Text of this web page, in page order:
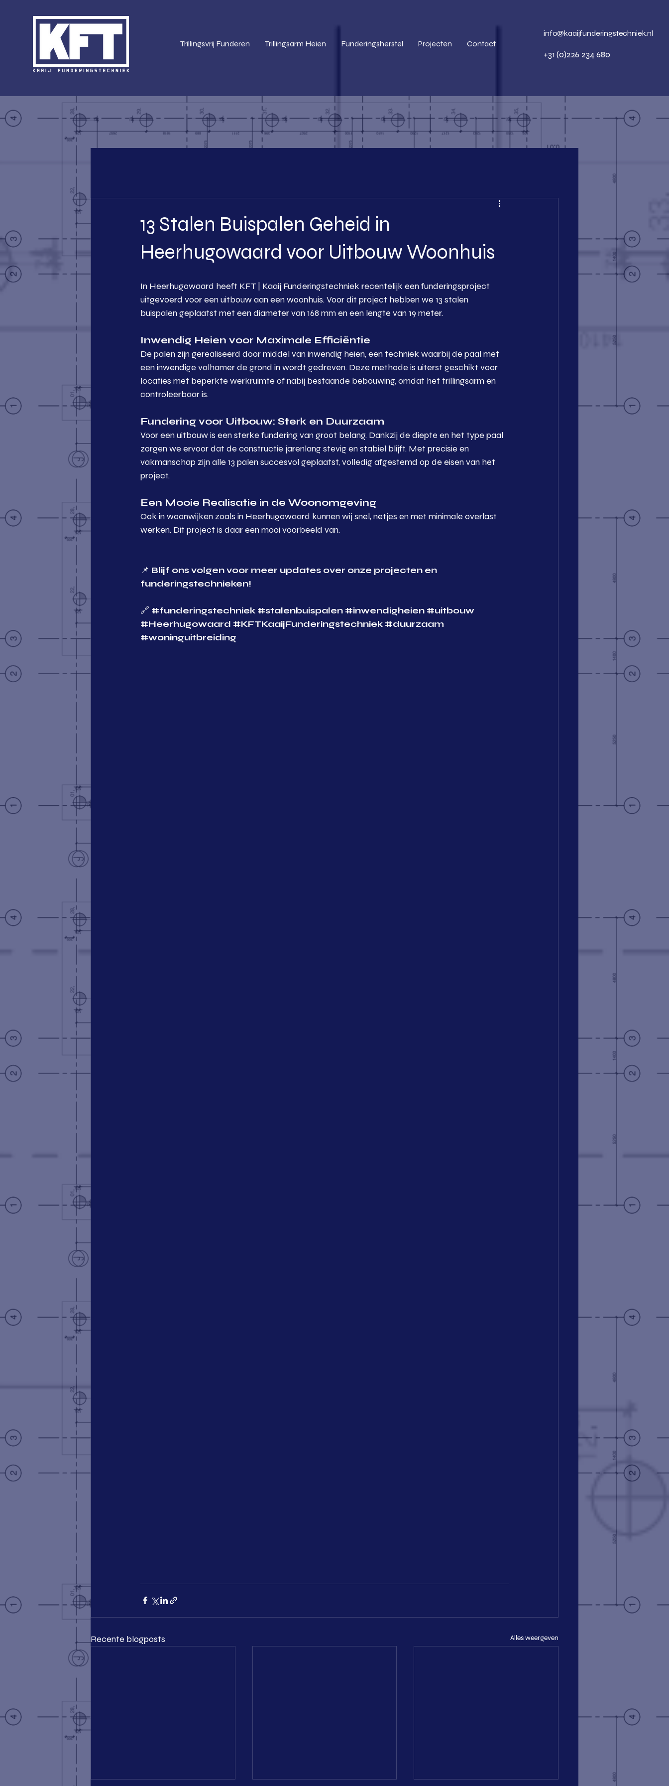
info@kaaijfunderingstechniek.nl
+31 (0)226 234 680
Trillingsvrij Funderen Trillingsarm Heien Funderingsherstel Projecten Contact
13 Stalen Buispalen Geheid in
Heerhugowaard voor Uitbouw Woonhuis
In Heerhugowaard heeft KFT | Kaaij Funderingstechniek recentelijk een funderingsproject
uitgevoerd voor een uitbouw aan een woonhuis. Voor dit project hebben we 13 stalen
buispalen geplaatst met een diameter van 168 mm en een lengte van 19 meter.
Inwendig Heien voor Maximale Efficiëntie
De palen zijn gerealiseerd door middel van inwendig heien, een techniek waarbij de paal met
een inwendige valhamer de grond in wordt gedreven. Deze methode is uiterst geschikt voor
locaties met beperkte werkruimte of nabij bestaande bebouwing, omdat het trillingsarm en
controleerbaar is.
Fundering voor Uitbouw: Sterk en Duurzaam
Voor een uitbouw is een sterke fundering van groot belang. Dankzij de diepte en het type paal
zorgen we ervoor dat de constructie jarenlang stevig en stabiel blijft. Met precisie en
vakmanschap zijn alle 13 palen succesvol geplaatst, volledig afgestemd op de eisen van het
project.
Een Mooie Realisatie in de Woonomgeving
Ook in woonwijken zoals in Heerhugowaard kunnen wij snel, netjes en met minimale overlast
werken. Dit project is daar een mooi voorbeeld van.
📌 Blijf ons volgen voor meer updates over onze projecten en
funderingstechnieken!
🔗 #funderingstechniek #stalenbuispalen #inwendigheien #uitbouw
#Heerhugowaard #KFTKaaijFunderingstechniek #duurzaam
#woninguitbreiding
Recente blogposts Alles weergeven